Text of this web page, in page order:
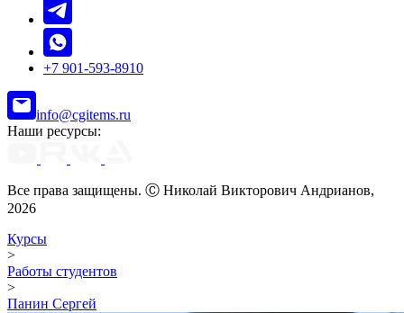
+7 901-593-8910
info@cgitems.ru
Наши ресурсы:
Все права защищены. Ⓒ Николай Викторович Андрианов,
2026
Курсы
>
Работы студентов
>
Панин Сергей